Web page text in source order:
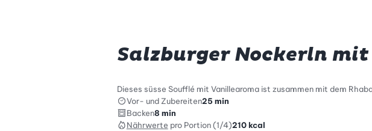
Salzburger Nockerln
Dieses süsse Soufflé mit Vanillearoma ist zusammen mit dem
Vor- und Zubereiten25 min
Backen8 min
Nährwerte pro Portion (1/4)210 kcal